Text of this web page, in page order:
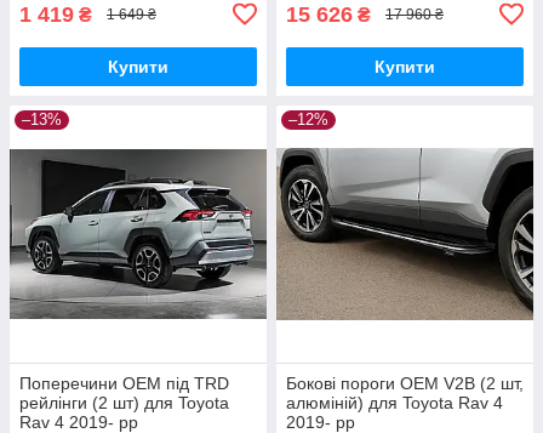
1 419 ₴ 1 649 ₴
Купити
15 626 ₴ 17 960 ₴
Купити
–13%
Поперечини ОЕМ під TRD
рейлінги (2 шт) для Toyota
Rav 4 2019- рр
–12%
Бокові пороги OEM V2B (2 шт,
алюміній) для Toyota Rav 4
2019- рр